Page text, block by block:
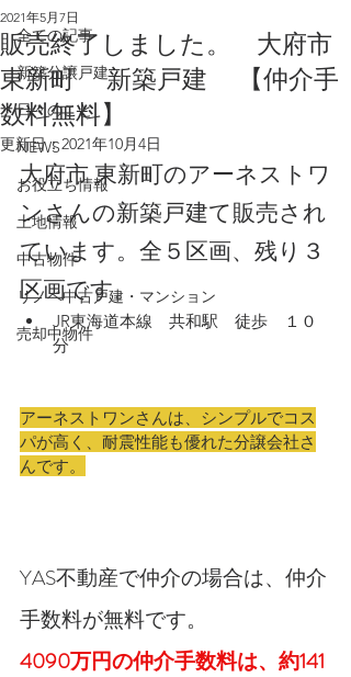
全ての記事
新築分譲戸建
日々のこと
NEWS
お役立ち情報
土地情報
中古物件
リノベ中古戸建・マンション
売却中物件
販売終了しました。 大府市
東新町 新築戸建 【仲介手
数料無料】
2021年5月7日
更新日：2021年10月4日
大府市 東新町のアーネストワ
ンさんの新築戸建て販売され
ています。全５区画、残り３
区画です。
JR東海道本線　共和駅　徒歩　１０
分
アーネストワンさんは、シンプルでコス
パが高く、耐震性能も優れた分譲会社さ
んです。
YAS不動産で仲介の場合は、仲介
手数料が無料です。
4090万円の仲介手数料は、約141